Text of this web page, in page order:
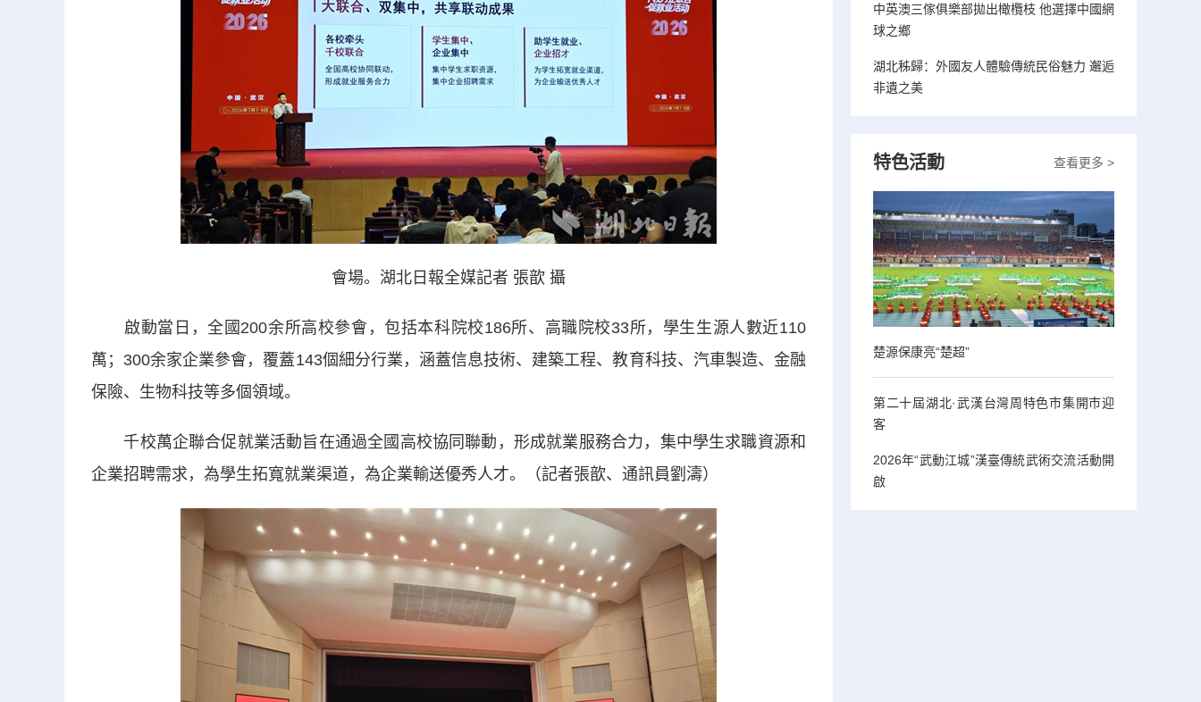
會場。湖北日報全媒記者 張歆 攝
啟動當日，全國200余所高校參會，包括本科院校186所、高職院校33所，學生生源人數近110
萬；300余家企業參會，覆蓋143個細分行業，涵蓋信息技術、建築工程、教育科技、汽車製造、金融
保險、生物科技等多個領域。
千校萬企聯合促就業活動旨在通過全國高校協同聯動，形成就業服務合力，集中學生求職資源和
企業招聘需求，為學生拓寬就業渠道，為企業輸送優秀人才。（記者張歆、通訊員劉濤）
中英澳三傢俱樂部拋出橄欖枝 他選擇中國網
球之鄉
湖北秭歸：外國友人體驗傳統民俗魅力 邂逅
非遺之美
查看更多 >
特色活動
楚源保康亮“楚超”
第二十屆湖北·武漢台灣周特色市集開市迎
客
2026年“武動江城”漢臺傳統武術交流活動開
啟